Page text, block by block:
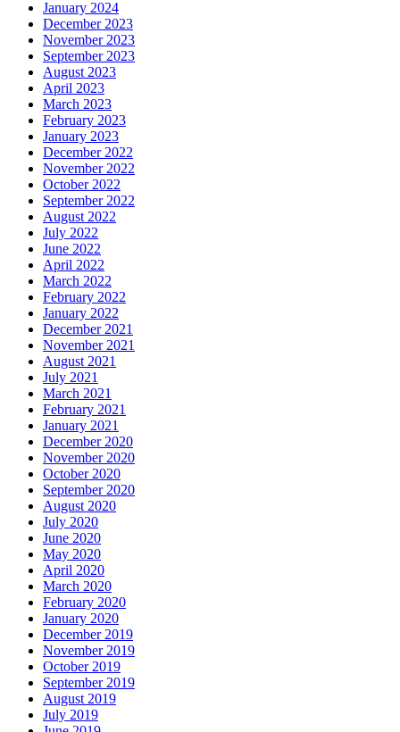
January 2024
December 2023
November 2023
September 2023
August 2023
April 2023
March 2023
February 2023
January 2023
December 2022
November 2022
October 2022
September 2022
August 2022
July 2022
June 2022
April 2022
March 2022
February 2022
January 2022
December 2021
November 2021
August 2021
July 2021
March 2021
February 2021
January 2021
December 2020
November 2020
October 2020
September 2020
August 2020
July 2020
June 2020
May 2020
April 2020
March 2020
February 2020
January 2020
December 2019
November 2019
October 2019
September 2019
August 2019
July 2019